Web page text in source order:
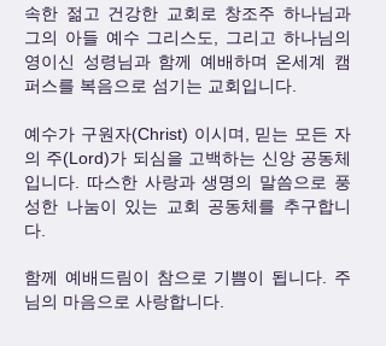
속한 젊고 건강한 교회로 창조주 하나님과
그의 아들 예수 그리스도, 그리고 하나님의
영이신 성령님과 함께 예배하며 온세계 캠
퍼스를 복음으로 섬기는 교회입니다.
예수가 구원자(Christ) 이시며, 믿는 모든 자
의 주(Lord)가 되심을 고백하는 신앙 공동체
입니다. 따스한 사랑과 생명의 말씀으로 풍
성한 나눔이 있는 교회 공동체를 추구합니
다.
함께 예배드림이 참으로 기쁨이 됩니다. 주
님의 마음으로 사랑합니다.